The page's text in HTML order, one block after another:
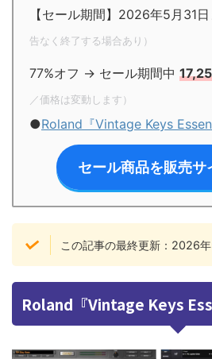
【セール期間】2026年5月31
告なく終了する場合あり）
77%オフ → セール期間中
／価格は変動します）
●Roland『Vintage Keys
セール商品を販売サ
この記事の最終更新：2026
Roland『Vintage Keys